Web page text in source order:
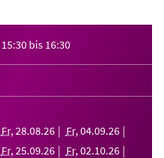
15:30 bis 16:30
Fr, 28.08.26 Fr, 04.09.26
Fr, 25.09.26 Fr, 02.10.26